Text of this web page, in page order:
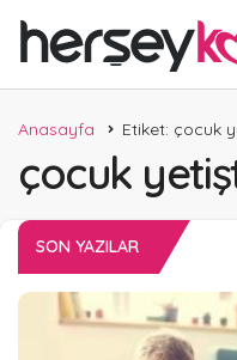
Anasayfa Etiket: çocuk
çocuk
SON YAZILAR